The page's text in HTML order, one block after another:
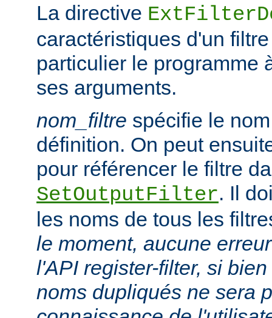
La directive
caractéristiques d'un
particulier le programme
ses arguments.
nom_filtre spécifie le
définition. On peut
pour référencer le filtre
SetOutputFilter. Il
les noms de tous les
le moment, aucune
l'API register-filter, si
noms dupliqués ne sera